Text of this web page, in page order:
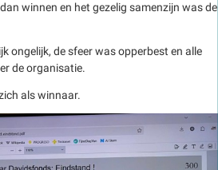
winnen en het gezelig samenzijn was de
ongelijk, de sfeer was opperbest en alle
de organisatie.
als winnaar.